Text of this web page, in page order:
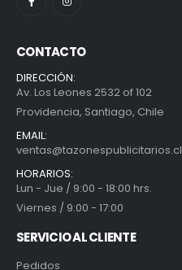
CONTACTO
DIRECCIÓN:
Av. Los Leones 2532 of 102
Providencia, Santiago, Chile
EMAIL:
ventas@tazonespublicitarios.cl
HORARIOS:
Lun - Jue / 9:00 - 18:00 hrs.
Viernes / 9:00 - 17:00
SERVICIO AL CLIENTE
Pedidos